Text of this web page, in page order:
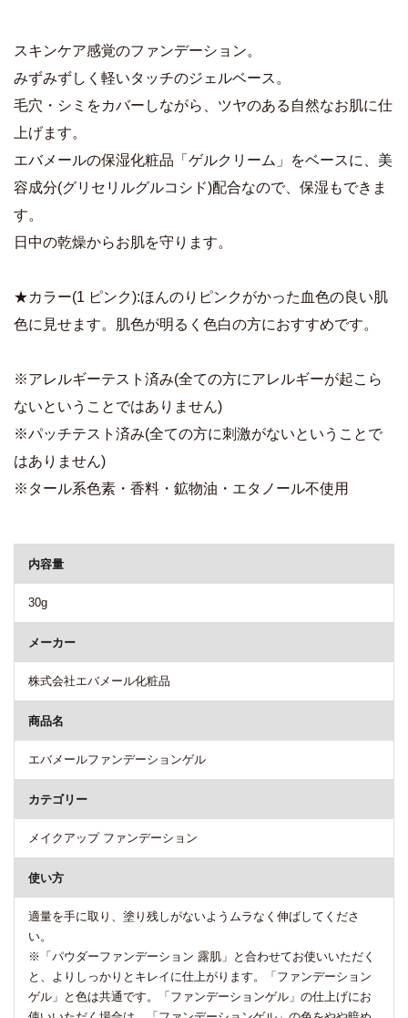
スキンケア感覚のファンデーション。
みずみずしく軽いタッチのジェルベース。
毛穴・シミをカバーしながら、ツヤのある自然なお肌に仕
上げます。
エバメールの保湿化粧品「ゲルクリーム」をベースに、美
容成分(グリセリルグルコシド)配合なので、保湿もできま
す。
日中の乾燥からお肌を守ります。
★カラー(1 ピンク):ほんのりピンクがかった血色の良い肌
色に見せます。肌色が明るく色白の方におすすめです。
※アレルギーテスト済み(全ての方にアレルギーが起こら
ないということではありません)
※パッチテスト済み(全ての方に刺激がないということで
はありません)
※タール系色素・香料・鉱物油・エタノール不使用
内容量
30g
メーカー
株式会社エバメール化粧品
商品名
エバメールファンデーションゲル
カテゴリー
メイクアップ ファンデーション
使い方
適量を手に取り、塗り残しがないようムラなく伸ばしてくださ
い。
※「パウダーファンデーション 露肌」と合わせてお使いいただく
と、よりしっかりとキレイに仕上がります。「ファンデーション
ゲル」と色は共通です。「ファンデーションゲル」の仕上げにお